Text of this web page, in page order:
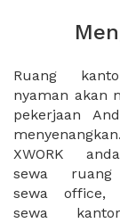
Ruang
nyaman akan
pekerjaan
XWORK
sewa ruang
sewa office,
sewa
dapat
pengurusan
usaha
seperti surat
Tanda
Perusahaan,
Usaha
dan atau akte